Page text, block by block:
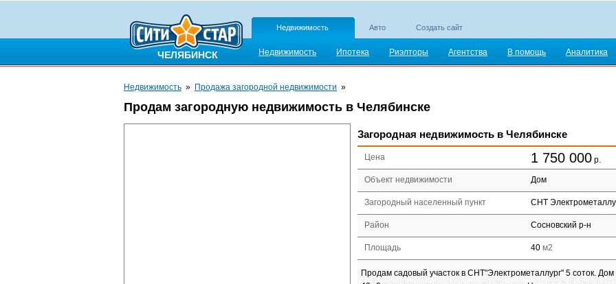
ЧЕЛЯБИНСК
Недвижимость Авто Создать сайт
Недвижимость Ипотека Риэлторы Агентства В помощь Аналитика
Недвижимость » Продажа загородной недвижимости »
Продам загородную недвижимость в Челябинске
Загородная недвижимость в Челябинске
Цена 1 750 000 р.
Объект недвижимости Дом
Загородный населенный пункт СНТ
Район Сосновский р-н
Площадь 40 м2
Продам садовый участок в СНТ"Электрометаллург" 5 соток. Дом